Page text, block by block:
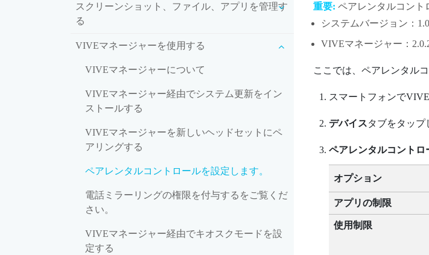
スクリーンショット、ファイル、アプリを管理す
る
VIVEマネージャーを使用する
VIVEマネージャーについて
VIVEマネージャー経由でシステム更新をイン
ストールする
VIVEマネージャーを新しいヘッドセットにペ
アリングする
ペアレンタルコントロールを設定します。
電話ミラーリングの権限を付与するをご覧くだ
さい。
VIVEマネージャー経由でキオスクモードを設
定する
重要: ペアレンタルコント
システムバージョン：
VIVEマネージャー ：
ここでは、ペアレンタル
スマートフォンで
デバイスタブをタップ
ペアレンタルコントロ
オプション
アプリの制限
使用制限